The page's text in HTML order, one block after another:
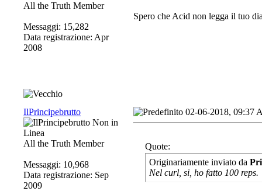
All the Truth Member
Messaggi: 15,282
Data registrazione: Apr
2008
Spero che Acid non legga il tuo
IlPrincipebrutto
All the Truth Member
Messaggi: 10,968
Data registrazione: Sep
2009
02-06-2018, 09:37
Quote:
Originariamente inviato da
Nel curl, si, ho fatto 100 reps.